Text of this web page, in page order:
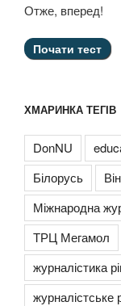
Отже, вперед!
ХМАРИНКА ТЕГІВ
DonNU
Білорусь
Міжнародна
ТРЦ Мегамол
журналістика
журналістське